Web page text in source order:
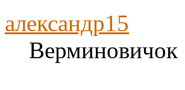
александр15
Верминовичок